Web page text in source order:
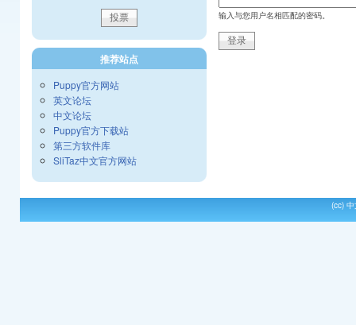
输入与您用户名相匹配的密码。
推荐站点
Puppy官方网站
英文论坛
中文论坛
Puppy官方下载站
第三方软件库
SliTaz中文官方网站
(cc)中